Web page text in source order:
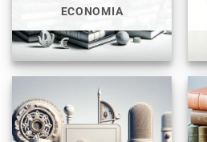
ECONOMIA